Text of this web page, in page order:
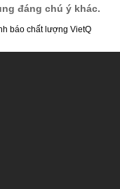
đáng chú ý khác.
báo chất lượng VietQ